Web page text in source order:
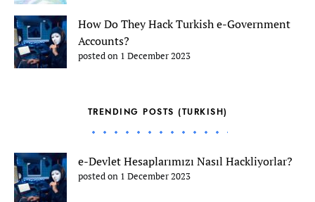
How Do They Hack Turkish e-Government
Accounts?
posted on 1 December 2023
TRENDING POSTS (TURKISH)
e-Devlet Hesaplarımızı Nasıl Hackliyorlar?
posted on 1 December 2023